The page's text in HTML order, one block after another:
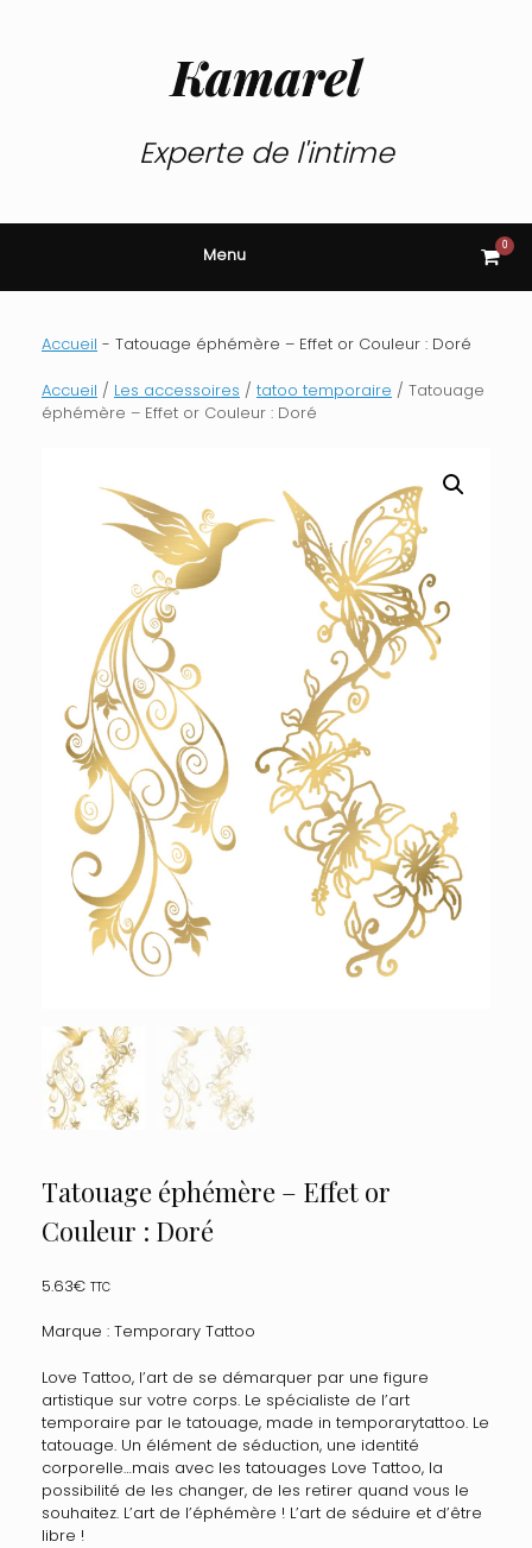
Kamarel
Experte de l'intime
Menu View
cart
0
Accueil - Tatouage éphémère – Effet or Couleur : Doré
Accueil / Les accessoires / tatoo temporaire / Tatouage
éphémère – Effet or Couleur : Doré
Tatouage éphémère – Effet or
Couleur : Doré
5.63€ TTC
Marque : Temporary Tattoo
Love Tattoo, l’art de se démarquer par une figure
artistique sur votre corps. Le spécialiste de l’art
temporaire par le tatouage, made in temporarytattoo. Le
tatouage. Un élément de séduction, une identité
corporelle…mais avec les tatouages Love Tattoo, la
possibilité de les changer, de les retirer quand vous le
souhaitez. L’art de l’éphémère ! L’art de séduire et d’être
libre !